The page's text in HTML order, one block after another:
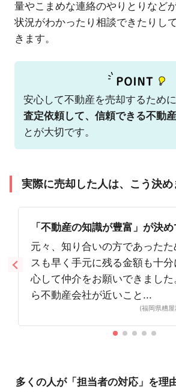
量やこまめな連絡のやりとりなど
状況がわかったり相談できたりし
きます。
安心して不動産を売却するために
査定依頼して、信頼できる不動
とが大切です。
実際に売却した人は、こう決め
「不動産の知識が豊富」が決め
元々、知り合いの方であった
スも早く手元に残る金額も十
心して仲介をお願いできまし
ら不動産会社が近いこと...
(福岡県糟
多くの人が「担当者の対応」を理